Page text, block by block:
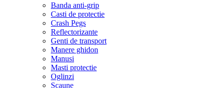
Banda anti-grip
Casti de protectie
Crash Pegs
Reflectorizante
Genti de transport
Manere ghidon
Manusi
Masti protectie
Oglinzi
Scaune